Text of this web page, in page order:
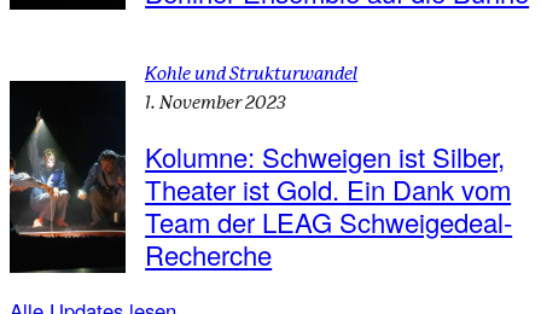
Kohle und Strukturwandel
1. November 2023
Kolumne: Schweigen ist Silber,
Theater ist Gold. Ein Dank vom
Team der LEAG Schweigedeal-
Recherche